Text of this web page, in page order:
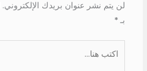
لن يتم نشر عنوان بريدك الإلكتروني.
بـ *